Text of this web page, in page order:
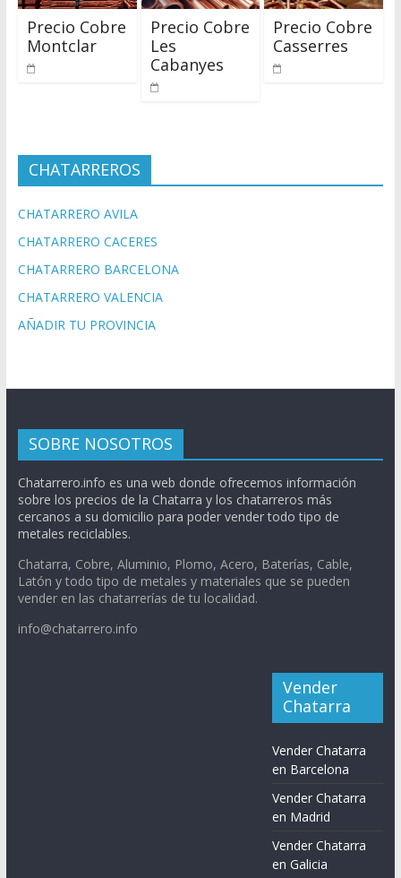
Precio Cobre
Montclar
Precio Cobre
Les
Cabanyes
Precio Cobre
Casserres
CHATARREROS
CHATARRERO AVILA
CHATARRERO CACERES
CHATARRERO BARCELONA
CHATARRERO VALENCIA
AÑADIR TU PROVINCIA
SOBRE NOSOTROS
Chatarrero.info es una web donde ofrecemos información
sobre los precios de la Chatarra y los chatarreros más
cercanos a su domicilio para poder vender todo tipo de
metales reciclables.
Chatarra, Cobre, Aluminio, Plomo, Acero, Baterías, Cable,
Latón y todo tipo de metales y materiales que se pueden
vender en las chatarrerías de tu localidad.
info@chatarrero.info
Vender
Chatarra
Vender Chatarra
en Barcelona
Vender Chatarra
en Madrid
Vender Chatarra
en Galicia